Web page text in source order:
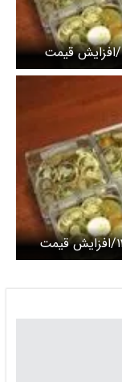
قیمت سکه گرمی امروز شنبه ۲ خرداد ۱۴۰۵/افزایش قیمت